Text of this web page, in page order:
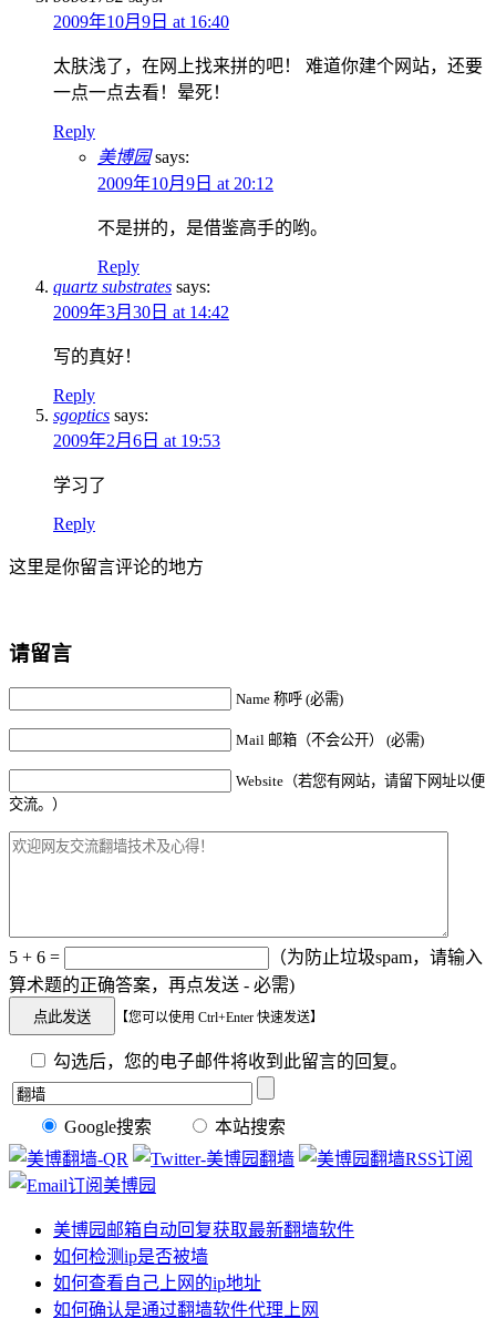
2009年10月9日 at 16:40
太肤浅了，在网上找来拼的吧！ 难道你建个网站，还要
一点一点去看！晕死！
Reply
美博园 says:
2009年10月9日 at 20:12
不是拼的，是借鉴高手的哟。
Reply
quartz substrates says:
2009年3月30日 at 14:42
写的真好！
Reply
sgoptics says:
2009年2月6日 at 19:53
学习了
Reply
这里是你留言评论的地方
请留言
Name 称呼 (必需)
Mail 邮箱（不会公开） (必需)
Website（若您有网站，请留下网址以便
交流。）
5 + 6 =
（为防止垃圾spam，请输入
算术题的正确答案，再点发送 - 必需)
【您可以使用 Ctrl+Enter 快速发送】
勾选后，您的电子邮件将收到此留言的回复。
Google搜索 本站搜索
美博园邮箱自动回复获取最新翻墙软件
如何检测ip是否被墙
如何查看自己上网的ip地址
如何确认是通过翻墙软件代理上网